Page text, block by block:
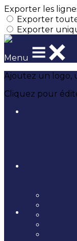
Exporter les
Exporter
Exporter
Menu
Ajoutez un logo,
Cliquez pour